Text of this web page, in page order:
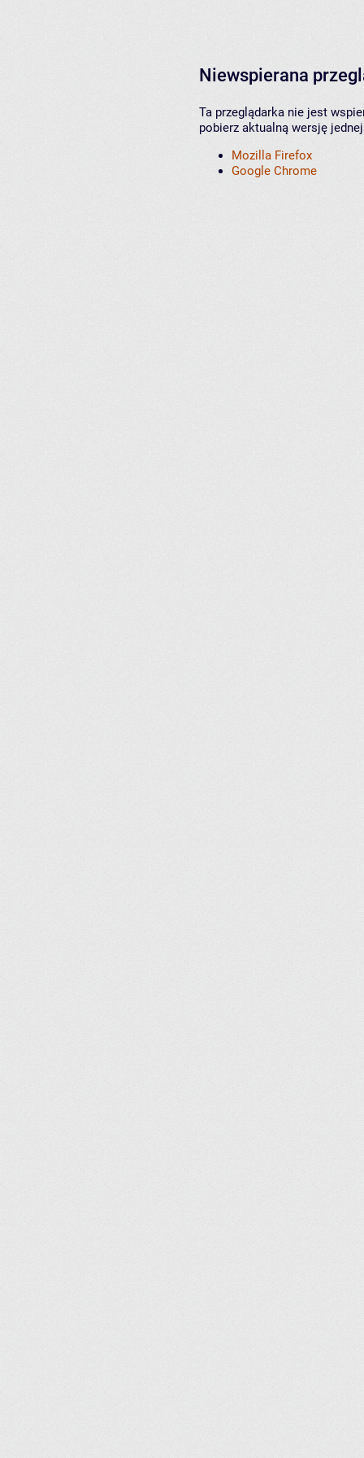
Niewspierana
Ta przeglądarka nie jest
pobierz aktualną wersję
Mozilla Firefox
Google Chrome